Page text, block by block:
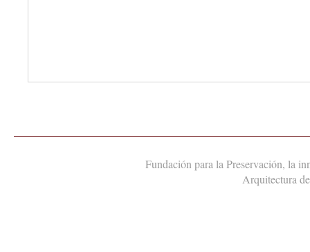
Fundación para la Preservación, la
Arquitectura